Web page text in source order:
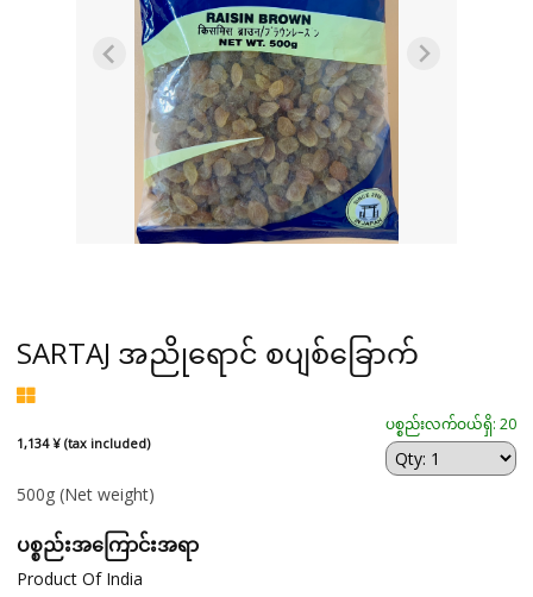
SARTAJ အညိုရောင် စပျစ်ခြောက်
1,134 ¥ (tax included)
ပစ္စည်းလက်ဝယ်ရှိ: 20
500g (Net weight)
ပစ္စည်းအကြောင်းအရာ
Product Of India